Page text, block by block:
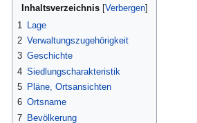
Navigation
springen
Suche
springen
Inhaltsverzeichnis
1
Lage
2 Verwaltungszugehörigkeit
3 Geschichte
4 Siedlungscharakteristik
5 Pläne, Ortsansichten
6 Ortsname
7 Bevölkerung